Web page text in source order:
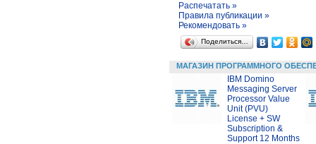
Распечатать »
Правила публикации »
Рекомендовать »
Поделиться…
МАГАЗИН ПРОГРАММНОГО
IBM Domino
Messaging Server
Processor Value
Unit (PVU)
License + SW
Subscription &
Support 12 Months